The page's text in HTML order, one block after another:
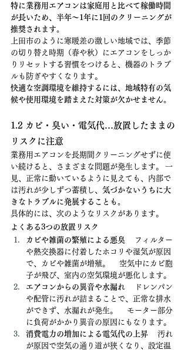
特に業務用エアコンは家庭用と比べて稼働時間
が長いため、半年〜1年に1回のクリーニングが
推奨されます。
上田市のように寒暖差の激しい地域では、季節
の切り替え時期（春や秋）にエアコンをしっか
りリセットする習慣をつけると、機器のトラブ
ルも防ぎやすくなります。
快適な空調環境を維持するには、地域特有の気
候や使用環境を踏まえた対策が欠かせません。
1.2 カビ・臭い・電気代…放置したままの
リスクに注意
業務用エアコンを長期間クリーニングせずに使
い続けると、さまざまな問題が発生します。 一
見、正常に動いているように見えても、内部で
は汚れが少しずつ蓄積し、 気づかないうちに大
きなトラブルに発展することも。
具体的には、次のようなリスクがあります。
よくある3つの放置リスク
カビや雑菌の繁殖による悪臭 フィルター
や熱交換器に付着したホコリや湿気が原因
で、カビや雑菌が増殖。 　空気中にカビ胞
子が飛び、室内の空気環境が悪化します。
エアコンからの異音や水漏れ ドレンパン
や配管に汚れが詰まることで、正常な排水
ができず、水漏れが発生。 　モーター部分
に負荷がかかり異音の原因にもなります。
消費電力の増加による電気代の上昇 汚れ
が原因で空気の通り道が狭くなり、設定温